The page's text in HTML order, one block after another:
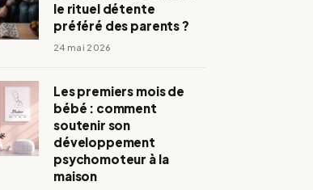
le rituel détente
préféré des parents ?
24 mai 2026
Les premiers mois de
bébé : comment
soutenir son
développement
psychomoteur à la
maison